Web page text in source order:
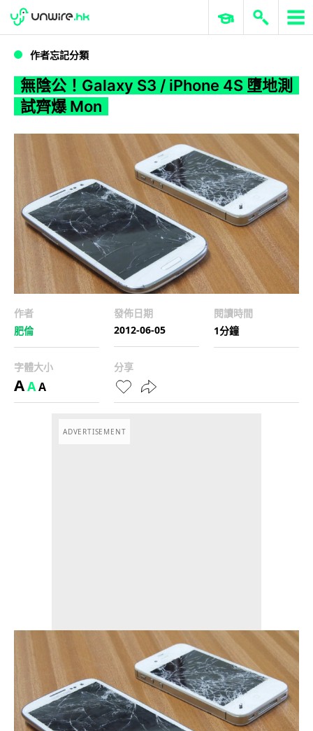
WWDC 2026 ERP 與商業 AI
作者忘記分類
無陰公！Galaxy S3 / iPhone 4S 墮地測
試齊爆 Mon
作者
肥倫
發佈日期
2012-06-05
閱讀時間
1分鐘
字體大小
AAA
分享
ADVERTISEMENT